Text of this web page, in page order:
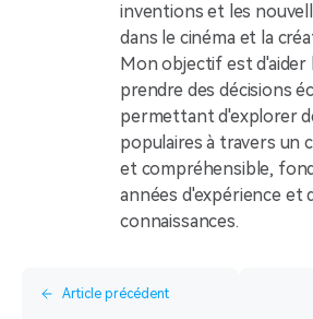
inventions et les
dans le cinéma et la
Mon objectif est d'aider
prendre des décisions
permettant d'explorer
populaires à travers un
et compréhensible,
années d'expérience et
connaissances.
Article précédent